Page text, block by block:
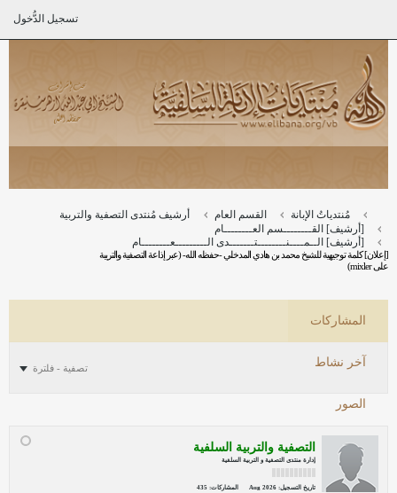
تسجيل الدُّخول
مُنتدياتُ الإبانة القسم العام
أرشيف مُنتدى التصفية والتربية
[أرشيف] القــــــــسم العــــــــام
[أرشيف] الــمــــنــــــــتـــــــدى الـــــــــعــــــــام
[إعلان] كلمة توجيهية للشيخ محمد بن هادي المدخلي -حفظه الله- (عبر إذاعة التصفية والتريبة
على mixler)
المشاركات
آخر نشاط
الصور
تصفية - فلترة
التصفية والتربية السلفية
إدارة منتدى التصفية و التربية السلفية
تاريخ التسجيل: Aug 2026 المشاركات: 435